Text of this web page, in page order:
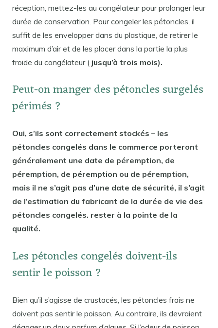
réception, mettez-les au congélateur pour prolonger leur
durée de conservation. Pour congeler les pétoncles, il
suffit de les envelopper dans du plastique, de retirer le
maximum d’air et de les placer dans la partie la plus
froide du congélateur ( jusqu’à trois mois).
Peut-on manger des pétoncles surgelés
périmés ?
Oui, s’ils sont correctement stockés – les
pétoncles congelés dans le commerce porteront
généralement une date de péremption, de
péremption, de péremption ou de péremption,
mais il ne s’agit pas d’une date de sécurité, il s’agit
de l’estimation du fabricant de la durée de vie des
pétoncles congelés. rester à la pointe de la
qualité.
Les pétoncles congelés doivent-ils
sentir le poisson ?
Bien qu’il s’agisse de crustacés, les pétoncles frais ne
doivent pas sentir le poisson. Au contraire, ils devraient